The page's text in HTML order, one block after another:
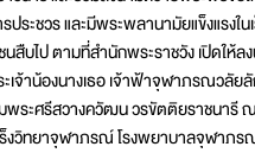
ประชวร และมีพระพลานามัยแข็งแรงใ
นสืบไป ตามที่สำนักพระราชวัง เปิดให้
เจ้าน้องนางเธอ เจ้าฟ้าจุฬาภรณวลั
พระศรีสวางควัฒน วรขัตติยราชนารี
งวิทยาจุฬาภรณ์ โรงพยาบาลจุฬาภร